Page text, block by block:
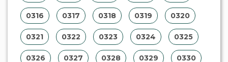
0316 0317 0318 0319 0320
0321 0322 0323 0324 0325
0326 0327 0328 0329 0330